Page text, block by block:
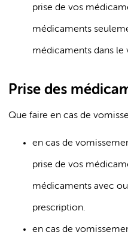
prise de vos
médicaments
médicaments dans le
Prise des
Que faire en cas de
en cas de
prise de vos
médicaments avec
prescription.
en cas de